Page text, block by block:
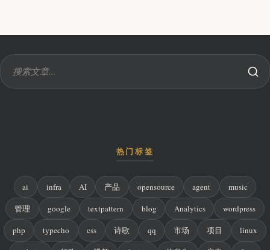
热门标签
ai infra AI 产品 opensource agent music
管理 google textpattern blog Analytics wordpress
php typecho css 诗歌 qq 市场 项目 linux